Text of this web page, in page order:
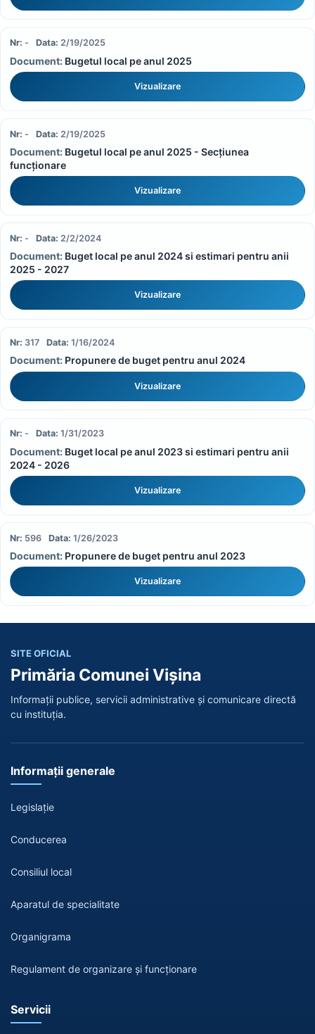
- 2/19/2025
Bugetul local pe anul 2025
Vizualizare
- 2/19/2025
Bugetul local pe anul 2025 - Secțiunea
funcționare
Vizualizare
- 2/2/2024
Buget local pe anul 2024 si estimari pentru anii
2025 - 2027
Vizualizare
317 1/16/2024
Propunere de buget pentru anul 2024
Vizualizare
- 1/31/2023
Buget local pe anul 2023 si estimari pentru anii
2024 - 2026
Vizualizare
596 1/26/2023
Propunere de buget pentru anul 2023
Vizualizare
SITE OFICIAL
Primăria Comunei Vișina
Informații publice, servicii administrative și comunicare directă
cu instituția.
Informații generale
Legislație
Conducerea
Consiliul local
Aparatul de specialitate
Organigrama
Regulament de organizare și funcționare
Servicii